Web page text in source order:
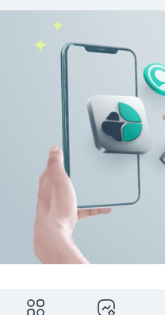
کمان‌دار را انجام دهید